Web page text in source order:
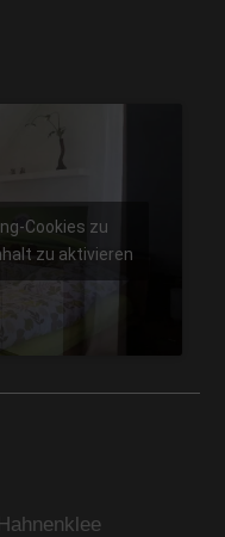
Cookies zu
zu aktivieren